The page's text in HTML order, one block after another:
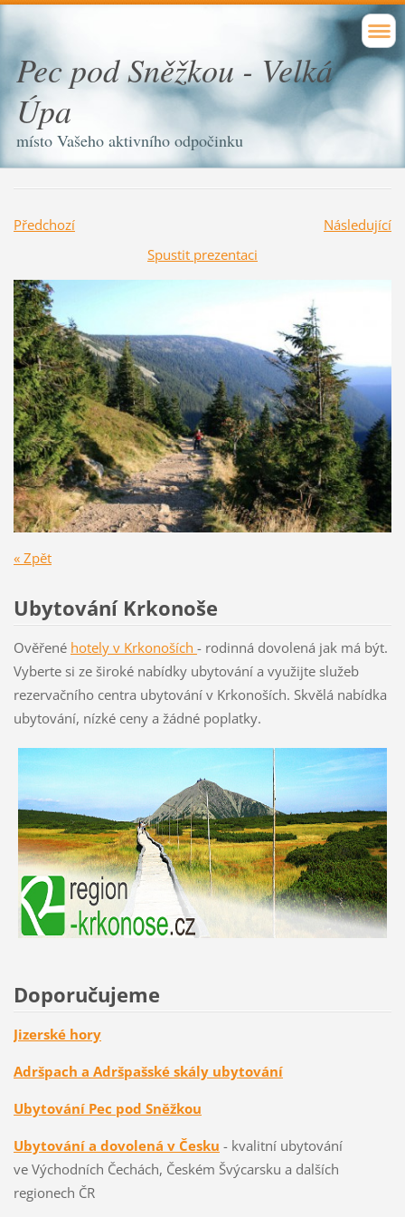
Pec pod Sněžkou - Velká
Úpa
místo Vašeho aktivního odpočinku
Předchozí
Následující
Spustit prezentaci
« Zpět
Ubytování Krkonoše
Ověřené hotely v Krkonoších - rodinná dovolená jak má být.
Vyberte si ze široké nabídky ubytování a využijte služeb
rezervačního centra ubytování v Krkonoších. Skvělá nabídka
ubytování, nízké ceny a žádné poplatky.
Doporučujeme
Jizerské hory
Adršpach a Adršpašské skály ubytování
Ubytování Pec pod Sněžkou
Ubytování a dovolená v Česku - kvalitní ubytování
ve Východních Čechách, Českém Švýcarsku a dalších
regionech ČR